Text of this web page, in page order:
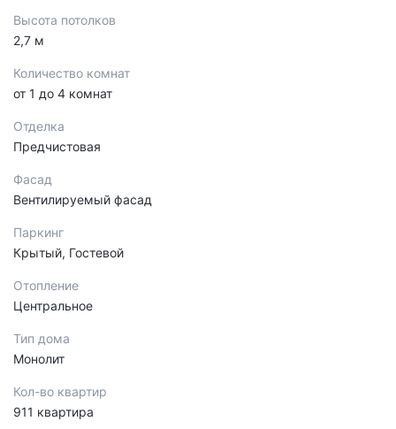
Высота потолков
2,7 м
Количество комнат
от 1 до 4 комнат
Отделка
Предчистовая
Фасад
Вентилируемый фасад
Паркинг
Крытый, Гостевой
Отопление
Центральное
Тип дома
Монолит
Кол-во квартир
911 квартира